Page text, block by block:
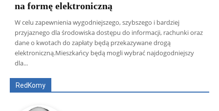
na formę elektroniczną
W celu zapewnienia wygodniejszego, szybszego i bardziej
przyjaznego dla środowiska dostępu do informacji, rachunki oraz
dane o kwotach do zapłaty będą przekazywane drogą
elektroniczną.Mieszkańcy będą mogli wybrać najdogodniejszy
dla...
RedKomy
Wszyscy Aleksander Borowik
Antoni Radczenko
Artur Płokszto
Grzegorz Górny